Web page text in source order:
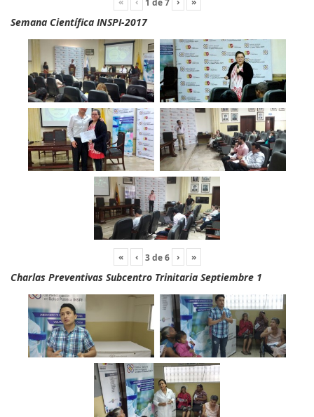
Semana Científica INSPI-2017
« ‹ 3de6 › »
Charlas Preventivas Subcentro Trinitaria Septiembre 1